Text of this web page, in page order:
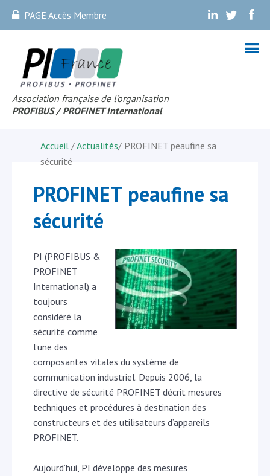
PAGE Accès Membre . . .
Association française de l’organisation
PROFIBUS / PROFINET International
Accueil /Actualités/ PROFINET peaufine sa
sécurité
PROFINET peaufine sa
sécurité
PI (PROFIBUS &
PROFINET
International) a
toujours
considéré la
sécurité comme
l’une des
composantes vitales du système de
communication industriel. Depuis 2006, la
directive de sécurité PROFINET décrit mesures
techniques et procédures à destination des
constructeurs et des utilisateurs d’appareils
PROFINET.
Aujourd’hui, PI développe des mesures